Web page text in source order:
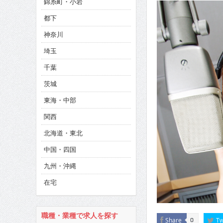
CINEMA×STYLE 286号
CINEMA×STYLE 285号
CINEMA×STYLE 294号
Share 0
都下
神奈川
埼玉
千葉
茨城
東海・中部
関西
北海道・東北
中国・四国
九州・沖縄
在宅
職種・業種で求人を探す